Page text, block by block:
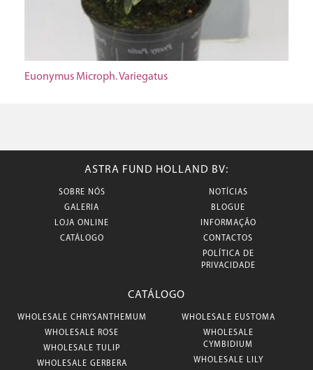
Euonymus Microph. Variegatus
ASTRA FUND HOLLAND BV:
SOBRE NÓS
GALERIA
LOJA ONLINE
CATÁLOGO
NOTÍCIAS
BLOGUE
INFORMAÇÃO
CONTACTOS
POLÍTICA DE
PRIVACIDADE
CATÁLOGO
WHOLESALE CHRYSANTHEMUM
WHOLESALE ROSE
WHOLESALE TULIP
WHOLESALE GERBERA
WHOLESALE EUSTOMA
WHOLESALE
CYMBIDIUM
WHOLESALE LILY